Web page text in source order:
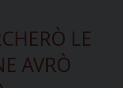
LE
AVRÒ